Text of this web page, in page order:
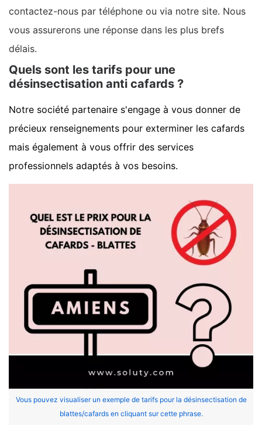
contactez-nous par téléphone ou via notre site. Nous
vous assurerons une réponse dans les plus brefs
délais.
Quels sont les tarifs pour une
désinsectisation anti cafards ?
Notre société partenaire s'engage à vous donner de
précieux renseignements pour exterminer les cafards
mais également à vous offrir des services
professionnels adaptés à vos besoins.
Vous pouvez visualiser un exemple de tarifs pour la désinsectisation de
blattes/cafards en cliquant sur cette phrase.